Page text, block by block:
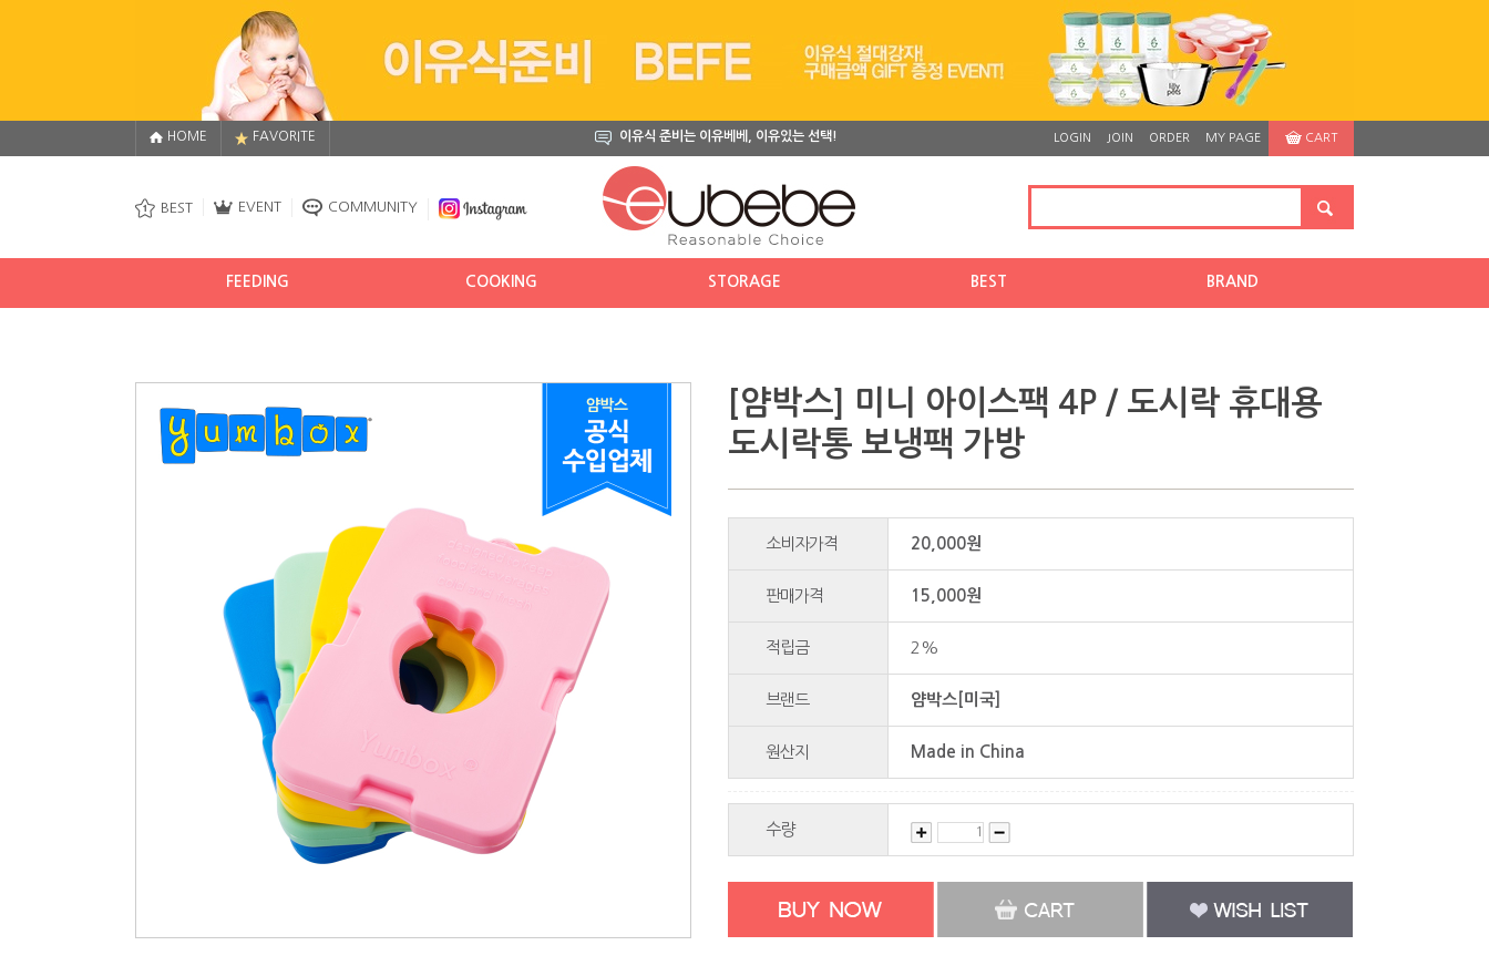
HOME FAVORITE 이유식 준비는 이유베베, 이유있는 선택! LOGIN JOIN ORDER MY PAGE CART
BEST EVENT COMMUNITY
FEEDING COOKING STORAGE BEST BRAND
[얌박스] 미니 아이스팩 4P / 도시락 휴대용
도시락통 보냉팩 가방
소비자가격 20,000원
판매가격 15,000원
적립금 2%
브랜드 얌박스[미국]
원산지 Made in China
수량